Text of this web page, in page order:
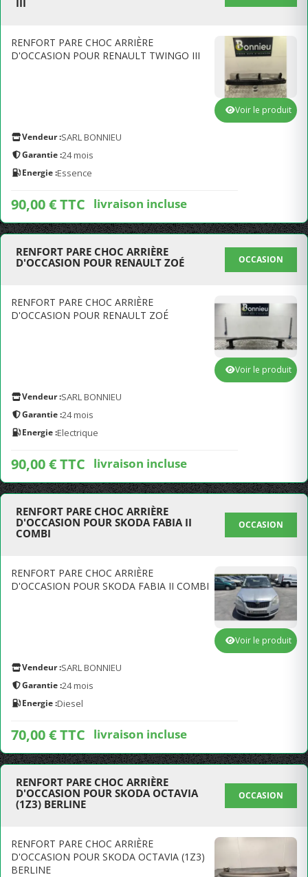
RENFORT PARE CHOC ARRIÈRE
D'OCCASION POUR RENAULT TWINGO III
Vendeur :SARL BONNIEU
Garantie :24 mois
Energie :Essence
90,00 € TTC livraison incluse
Voir le produit
RENFORT PARE CHOC ARRIÈRE
D'OCCASION POUR RENAULT ZOÉ
OCCASION
RENFORT PARE CHOC ARRIÈRE
D'OCCASION POUR RENAULT ZOÉ
Vendeur :SARL BONNIEU
Garantie :24 mois
Energie :Electrique
90,00 € TTC livraison incluse
Voir le produit
RENFORT PARE CHOC ARRIÈRE
D'OCCASION POUR SKODA FABIA II
COMBI
OCCASION
RENFORT PARE CHOC ARRIÈRE
D'OCCASION POUR SKODA FABIA II COMBI
Vendeur :SARL BONNIEU
Garantie :24 mois
Energie :Diesel
70,00 € TTC livraison incluse
Voir le produit
RENFORT PARE CHOC ARRIÈRE
D'OCCASION POUR SKODA OCTAVIA
(1Z3) BERLINE
OCCASION
RENFORT PARE CHOC ARRIÈRE
D'OCCASION POUR SKODA OCTAVIA (1Z3)
BERLINE